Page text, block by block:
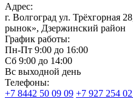
Адрес:
г. Волгоград ул. Трёхгорная
рынок», Дзержинский район
График работы:
Пн-Пт 9:00 до 16:00
Сб 9:00 до 14:00
Вс выходной день
Телефоны:
+7 8442 50 09 09 +7 927 254